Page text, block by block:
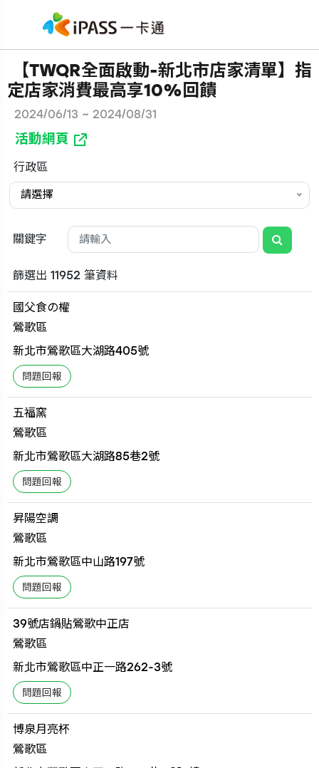
【TWQR全面啟動-新北市店家清單】指
定店家消費最高享10%回饋
2024/06/13 ~ 2024/08/31
活動網頁
行政區
請選擇
關鍵字
篩選出 11952 筆資料
國父食の權
鶯歌區
新北市鶯歌區大湖路405號
五福窯
鶯歌區
新北市鶯歌區大湖路85巷2號
昇陽空調
鶯歌區
新北市鶯歌區中山路197號
39號店鍋貼鶯歌中正店
鶯歌區
新北市鶯歌區中正一路262-3號
博泉月亮杯
鶯歌區